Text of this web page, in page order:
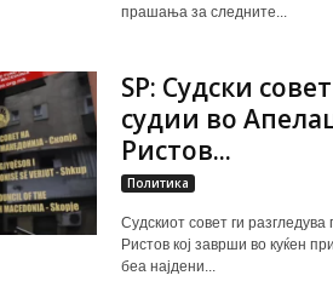
прашања за следните...
SP: Судски
судии во
Ристов...
Политика
Судскиот совет ги
Ристов кој заврши во куќен
беа најдени...